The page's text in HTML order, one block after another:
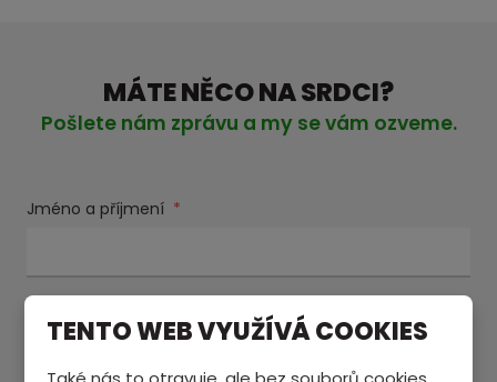
MÁTE NĚCO NA SRDCI?
Pošlete nám zprávu a my se vám ozveme.
Jméno a příjmení *
TENTO WEB VYUŽÍVÁ COOKIES